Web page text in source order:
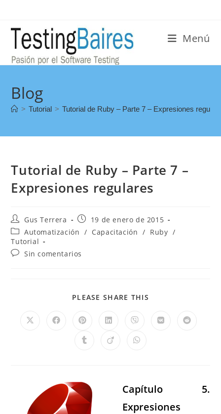
Menú
Blog
> Tutorial > Tutorial de Ruby – Parte 7 – Expresiones
Tutorial de Ruby – Parte 7 –
Expresiones regulares
Gus Terrera
19 de enero de 2015
Automatización / Capacitación / Ruby /
Tutorial
Sin comentarios
PLEASE SHARE THIS
Capítulo 5.
Expresiones